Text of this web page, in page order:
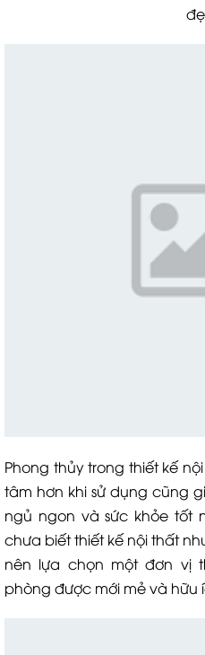
Phong thủy trong thiết kế
tâm hơn khi sử dụng cũng
ngủ ngon và sức khỏe tốt
chưa biết thiết kế nội thất
nên lựa chọn một đơn vị
phòng được mới mẻ và hữu